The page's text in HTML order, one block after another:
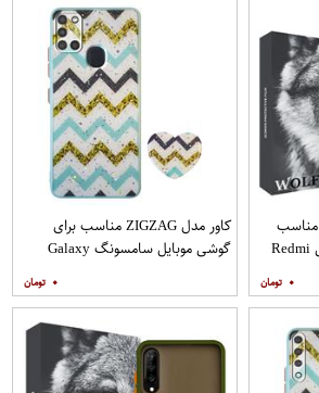
کاور ولف مدل PML_GLS مناسب
برای گوشی موبایل شیائومی Redmi
۰
کاور مدل ZIGZAG مناسب برای
گوشی موبایل سامسونگ Galaxy
۰